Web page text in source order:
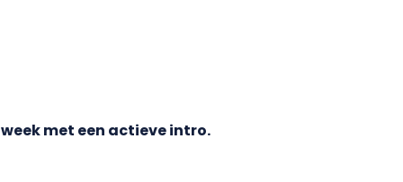
met een actieve intro.